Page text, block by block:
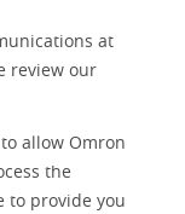
at
review our
allow Omron
the
to provide you